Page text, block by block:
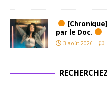
par le Doc.
3 août 2026